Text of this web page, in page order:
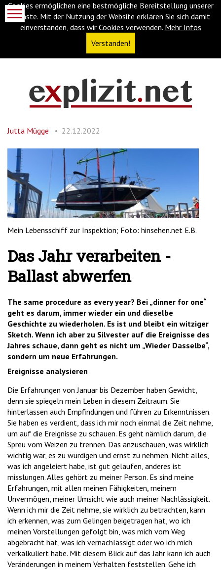
Cookies ermöglichen eine bestmögliche Bereitstellung unserer
Dienste. Mit der Nutzung der Website erklären Sie sich damit
einverstanden, dass wir Cookies verwenden. Mehr Infos
Verstanden!
(Accesskey
Navigation
springen
(Accesskey
Zur
Suche
springen
(Accesskey
'2')
Jutta Mügge 22.12.2022
Mein Lebensschiff zur Inspektion; Foto: hinsehen.net E.B.
Das Jahr verarbeiten -
Ballast abwerfen
The same procedure as every year? Bei „dinner for one“
geht es darum, immer wieder ein und dieselbe
Geschichte zu wiederholen. Es ist und bleibt ein witziger
Sketch. Wenn ich aber zu Silvester auf die Ereignisse des
Jahres schaue, dann geht es nicht um „Wieder Dasselbe“,
sondern um neue Erfahrungen.
Ereignisse analysieren
Die Erfahrungen von Januar bis Dezember haben Gewicht,
denn sie spiegeln mein Leben in diesem Zeitraum. Sie
hinterlassen auch Empfindungen und führen zu Erkenntnissen.
Sie haben es verdient, dass ich mir noch einmal die Zeit nehme,
um auf die Ereignisse zu schauen. Es geht nämlich darum, die
Spreu vom Weizen zu trennen. Das anzuschauen, was wirklich
wichtig war, es zu würdigen und ernst zu nehmen. Nicht alles,
was ich angeleiert habe, ist gut gelaufen, anderes ist
misslungen. Alles gehört zu meiner Person. Es sind meine
Erfahrungen, mit allen meinen Fähigkeiten, meinem
Unvermögen, meiner Umsicht wie auch meiner Nachlässigkeit.
Wenn ich mir die Zeit nehme, sie wirklich zu betrachten, kann
ich erkennen, was zum Gelingen beigetragen hat, wo ich
meinen Vorstellungen gefolgt bin, was mich vom Weg
abgebracht hat, was ich vernachlässigt oder wo ich mich
verkalkuliert habe. Mit diesem Blick auf das Jahr kann ich auch
Veränderungen in meinem Verhalten feststellen. Gehe ich